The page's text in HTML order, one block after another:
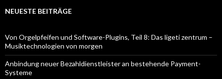
NEUESTE BEITRÄGE
Von Orgelpfeifen und Software-Plugins, Teil 8: Das ligeti zentrum –
Musiktechnologien von morgen
Anbindung neuer Bezahldienstleister an bestehende Payment-
Systeme